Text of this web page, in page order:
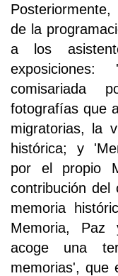
de la
a los
exposiciones:
comisariada
fotografías que
migratorias, la
histórica; y
por el propio
contribución del
memoria
Memoria, Paz
acoge una
memorias', que